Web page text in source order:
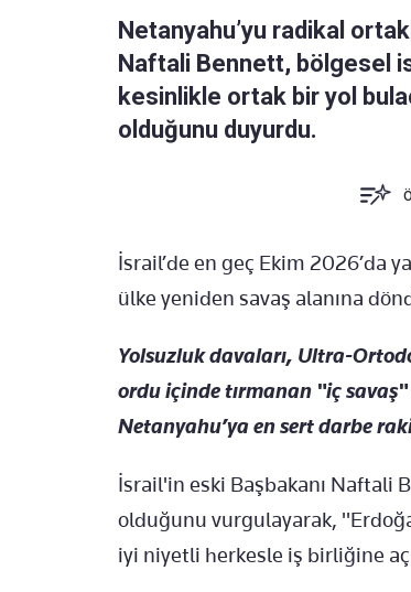
Netanyahu’yu radikal
Naftali Bennett, bölgesel
kesinlikle ortak bir yol
olduğunu duyurdu.
İsrail’de en geç Ekim 2026’da
ülke yeniden savaş alanına
Yolsuzluk davaları, Ultra-
ordu içinde tırmanan "iç savaş"
Netanyahu’ya en sert darbe
İsrail'in eski Başbakanı Naftali
olduğunu vurgulayarak,
iyi niyetli herkesle iş birliğine